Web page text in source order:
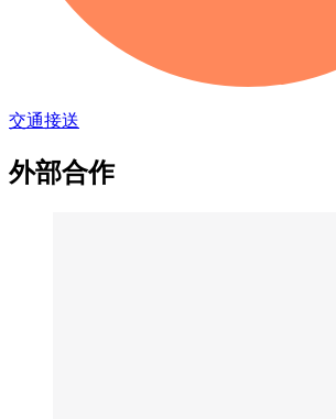
交通接送
外部合作